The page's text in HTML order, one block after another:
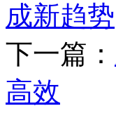
成新趋势
下一篇：
高效